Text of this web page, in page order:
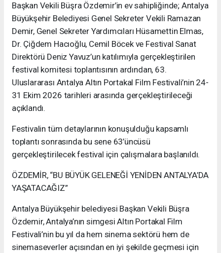
Başkan Vekili Büşra Özdemir’in ev sahipliğinde; Antalya
Büyükşehir Belediyesi Genel Sekreter Vekili Ramazan
Demir, Genel Sekreter Yardımcıları Hüsamettin Elmas,
Dr. Çiğdem Hacıoğlu, Cemil Böcek ve Festival Sanat
Direktörü Deniz Yavuz’un katılımıyla gerçekleştirilen
festival komitesi toplantısının ardından, 63.
Uluslararası Antalya Altın Portakal Film Festivali’nin 24-
31 Ekim 2026 tarihleri arasında gerçekleştirileceği
açıklandı.
Festivalin tüm detaylarının konuşulduğu kapsamlı
toplantı sonrasında bu sene 63’üncüsü
gerçekleştirilecek festival için çalışmalara başlanıldı.
ÖZDEMİR, “BU BÜYÜK GELENEĞİ YENİDEN ANTALYA’DA
YAŞATACAĞIZ”
Antalya Büyükşehir belediyesi Başkan Vekili Büşra
Özdemir, Antalya’nın simgesi Altın Portakal Film
Festivali’nin bu yıl da hem sinema sektörü hem de
sinemaseverler açısından en iyi şekilde geçmesi için